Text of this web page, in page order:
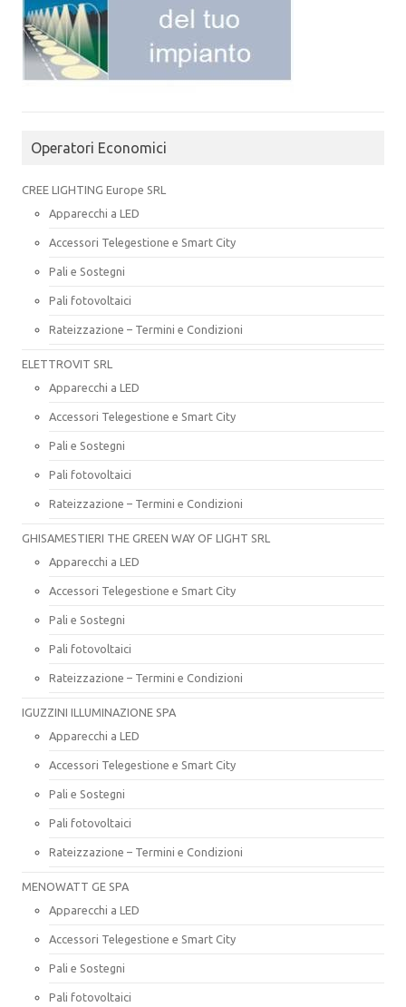
Operatori Economici
CREE LIGHTING Europe SRL
Apparecchi a LED
Accessori Telegestione e Smart City
Pali e Sostegni
Pali fotovoltaici
Rateizzazione – Termini e Condizioni
ELETTROVIT SRL
Apparecchi a LED
Accessori Telegestione e Smart City
Pali e Sostegni
Pali fotovoltaici
Rateizzazione – Termini e Condizioni
GHISAMESTIERI THE GREEN WAY OF LIGHT SRL
Apparecchi a LED
Accessori Telegestione e Smart City
Pali e Sostegni
Pali fotovoltaici
Rateizzazione – Termini e Condizioni
IGUZZINI ILLUMINAZIONE SPA
Apparecchi a LED
Accessori Telegestione e Smart City
Pali e Sostegni
Pali fotovoltaici
Rateizzazione – Termini e Condizioni
MENOWATT GE SPA
Apparecchi a LED
Accessori Telegestione e Smart City
Pali e Sostegni
Pali fotovoltaici